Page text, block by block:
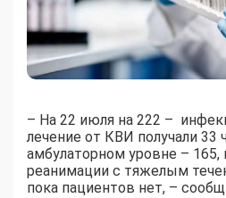
– На 22 июля на 222 –
лечение от КВИ получали 33
амбулаторном уровне – 165,
реанимации с тяжелым
пока пациентов нет, –